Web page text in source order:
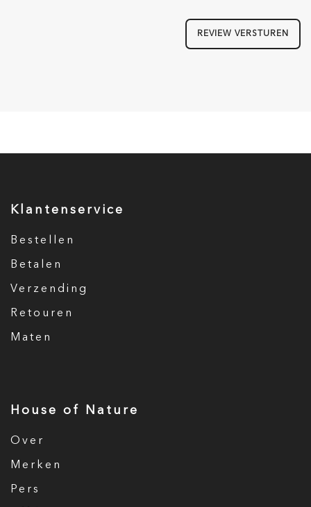
REVIEW VERSTUREN
Klantenservice
Bestellen
Betalen
Verzending
Retouren
Maten
House of Nature
Over
Merken
Pers